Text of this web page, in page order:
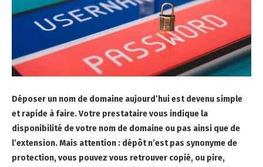
Déposer un nom de domaine aujourd’hui est devenu simple
et rapide à faire. Votre prestataire vous indique la
disponibilité de votre nom de domaine ou pas ainsi que de
l’extension. Mais attention : dépôt n’est pas synonyme de
protection, vous pouvez vous retrouver copié, ou pire,